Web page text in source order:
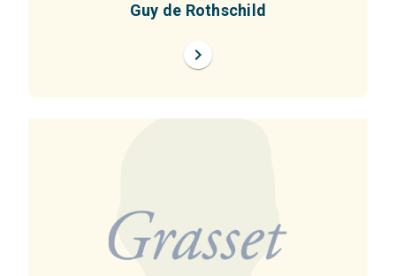
Guy de Rothschild
chevron_right